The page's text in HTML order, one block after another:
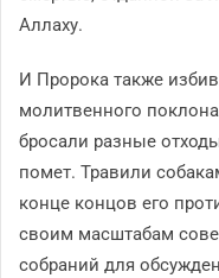
Аллаху.
И Пророка также
молитвенного
бросали разные
помет. Травили
конце концов его
своим масштабам
собраний для